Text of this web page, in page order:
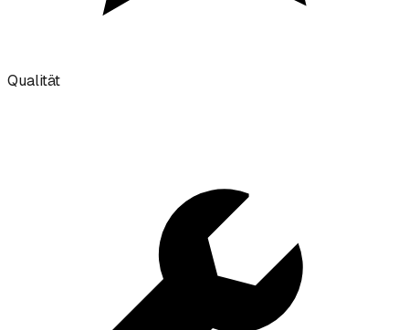
Qualität